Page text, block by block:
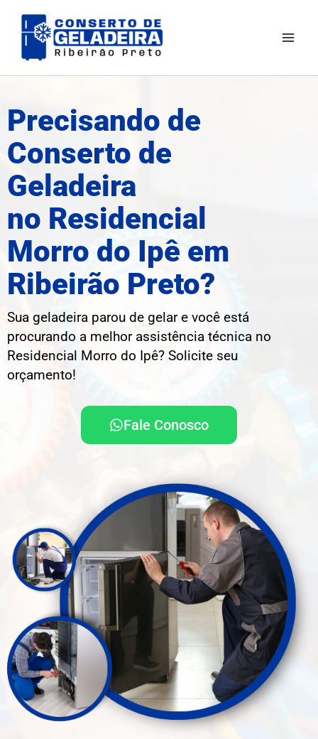
para
Precisando de
Conserto de
Geladeira
no Residencial
Morro do Ipê em
Ribeirão Preto?
Sua geladeira parou de gelar e você está
procurando a melhor assistência técnica no
Residencial Morro do Ipê? Solicite seu
orçamento!
Fale Conosco